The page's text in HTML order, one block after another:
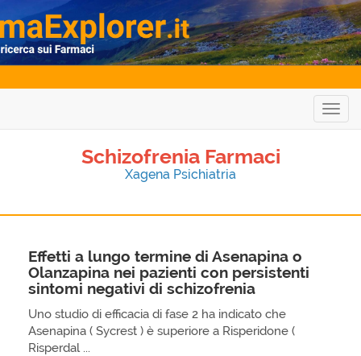
Schizofrenia Farmaci
Xagena Psichiatria
Effetti a lungo termine di Asenapina o
Olanzapina nei pazienti con persistenti
sintomi negativi di schizofrenia
Uno studio di efficacia di fase 2 ha indicato che
Asenapina ( Sycrest ) è superiore a Risperidone (
Risperdal ...